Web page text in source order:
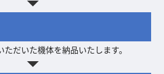
だいた機体を納品いたします。